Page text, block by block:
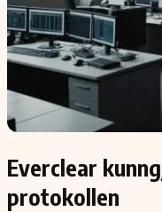
Infrastruktur
BitCoin
EU-Kommisjonen
Grønt skifte
Informasjon
Om oss
Everclear
protokollen